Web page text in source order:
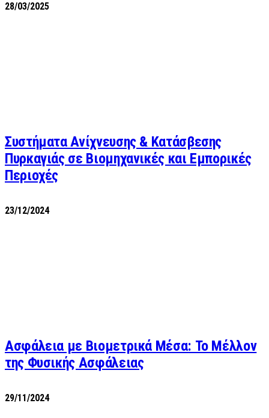
28/03/2025
Συστήματα Ανίχνευσης & Κατάσβεσης
Πυρκαγιάς σε Βιομηχανικές και Εμπορικές
Περιοχές
23/12/2024
Ασφάλεια με Βιομετρικά Μέσα: Το Μέλλον
της Φυσικής Ασφάλειας
29/11/2024